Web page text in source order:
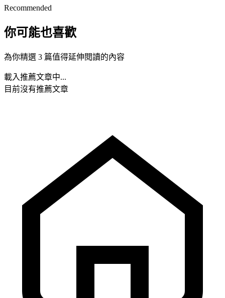
Recommended
你可能也喜歡
為你精選 3 篇值得延伸閱讀的內容
載入推薦文章中...
目前沒有推薦文章